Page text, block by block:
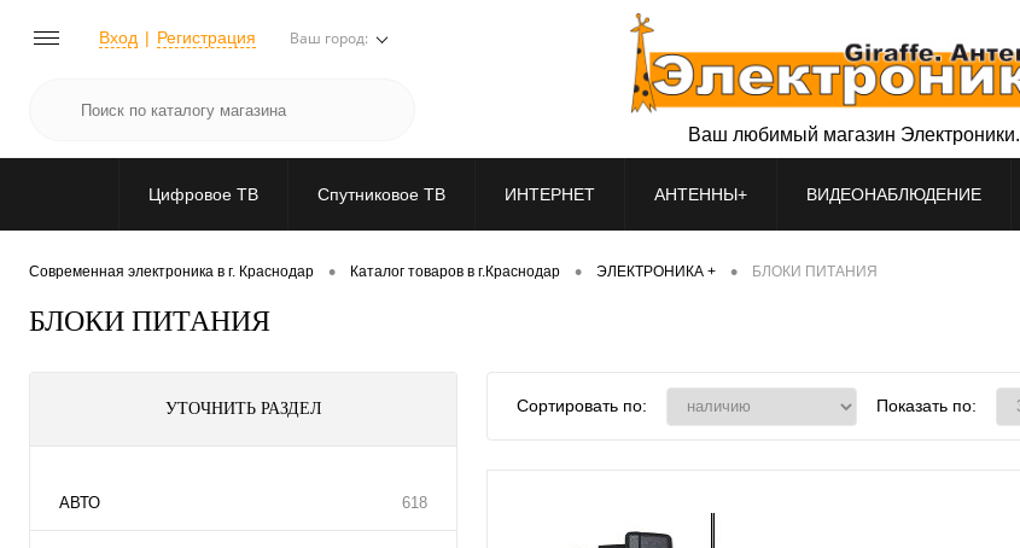
Вход Регистрация Ваш город:
Ваш любимый магазин Электроники.
Цифровое ТВ Спутниковое ТВ ИНТЕРНЕТ АНТЕННЫ+ ВИДЕОНАБЛЮДЕНИЕ
Современная электроника в г. Краснодар • Каталог товаров в г.Краснодар • ЭЛЕКТРОНИКА + • БЛОКИ ПИТАНИЯ
БЛОКИ ПИТАНИЯ
УТОЧНИТЬ РАЗДЕЛ
АВТО 618
Сортировать по: Показать по: